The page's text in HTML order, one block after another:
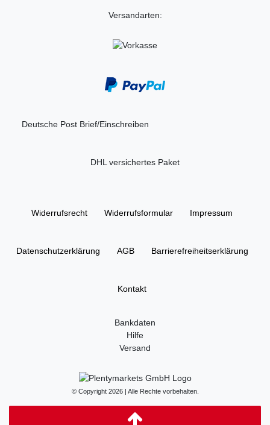
Versandarten:
Deutsche Post Brief/Einschreiben
DHL versichertes Paket
Widerrufs­recht Widerrufs­formular Impressum
Daten­schutz­erklärung AGB Barrierefreiheitserklärung
Kontakt
Bankdaten
Hilfe
Versand
© Copyright 2026 | Alle Rechte vorbehalten.